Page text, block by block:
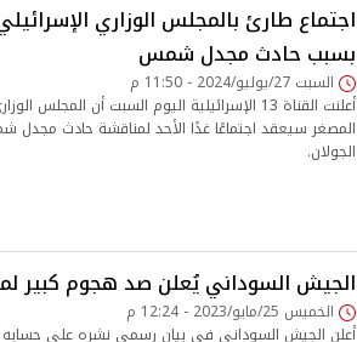
اجتماع طارئ بالمجلس الوزاري
بسبب حادث مجدل شمس
السبت 27/يوليو/2024 - 11:50 م
أعلنت القناة 13 الإسرائيلية اليوم السبت أن المجلس
المصغر سيعقد اجتماعًا غدًا الأحد لمناقشة حادث
الجولان.
الجيش السوداني يُعلن صد هجوم كبير
الخميس 25/مايو/2023 - 12:24 م
أعلن الجيش السودانى في بيان رسمي نشره على